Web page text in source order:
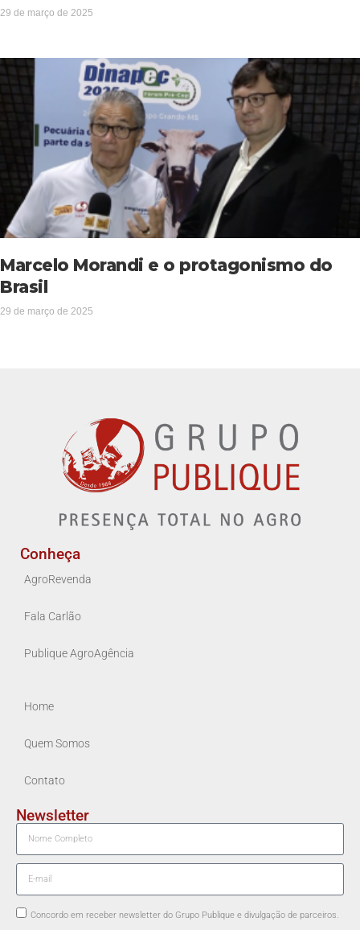
29 de março de 2025
Marcelo Morandi e o protagonismo do
Brasil
29 de março de 2025
Conheça
AgroRevenda
Fala Carlão
Publique AgroAgência
Home
Quem Somos
Contato
Newsletter
Concordo em receber newsletter do Grupo Publique e divulgação de parceiros.